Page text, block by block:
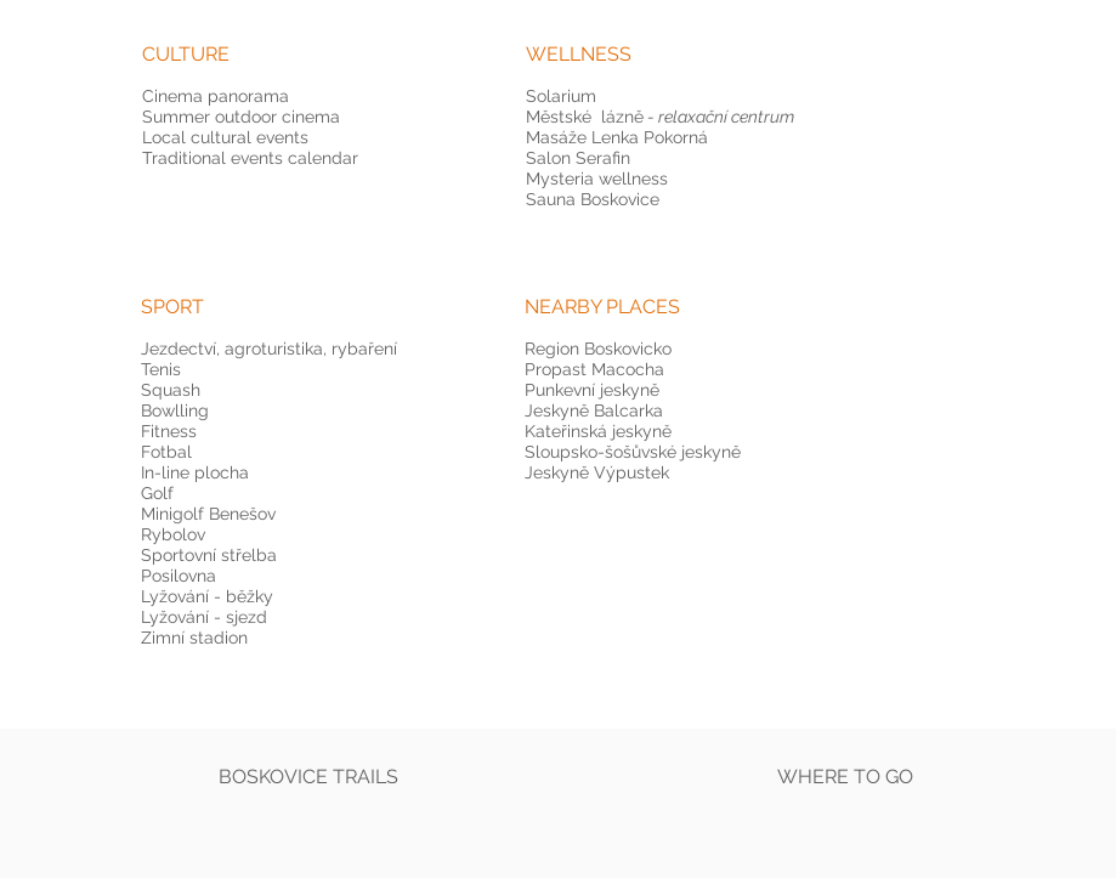
CULTURE
Cinema panorama
Summer outdoor cinema
Local cultural events
Traditional events calendar
WELLNESS
Solarium
Městské lázně - relaxační centrum
Masáže Lenka Pokorná
Salon Serafin
Mysteria wellness
Sauna Boskovice
SPORT
Jezdectví, agroturistika, rybaření
Tenis
Squash
Bowlling
Fitness
Fotbal
In-line plocha
Golf
Minigolf Benešov
Rybolov
Sportovní střelba
Posilovna
Lyžování - běžky
Lyžování - sjezd
Zimní stadion
NEARBY PLACES
Region Boskovicko
Propast Macocha
Punkevní jeskyně
Jeskyně Balcarka
Kateřinská jeskyně
Sloupsko-šošůvské jeskyně
Jeskyně Výpustek
BOSKOVICE TRAILS WHERE TO GO